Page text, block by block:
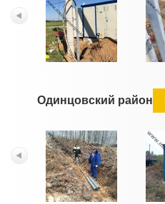
Одинцовский район